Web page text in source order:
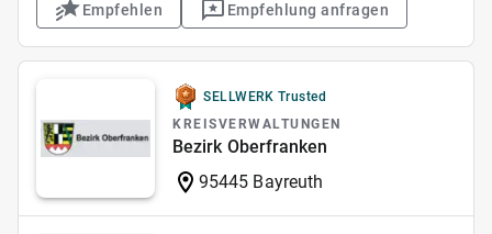
Empfehlen Empfehlung anfragen
SELLWERK Trusted
KREISVERWALTUNGEN
Bezirk Oberfranken
95445 Bayreuth